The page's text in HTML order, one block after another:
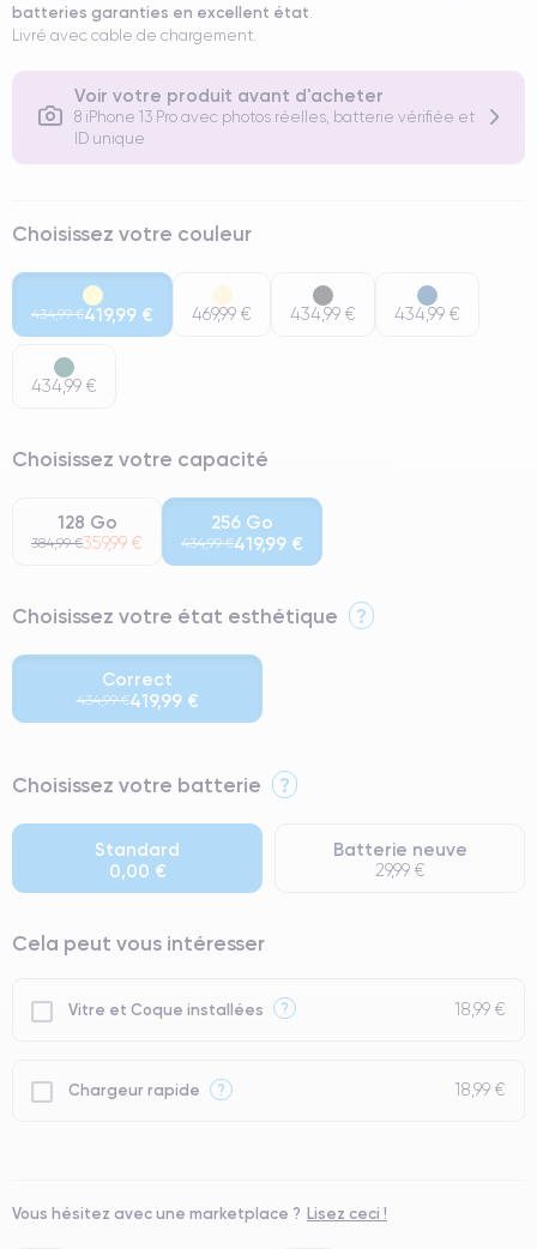
batteries garanties en excellent état
Livré avec cable de chargement.
Voir votre produit avant d'acheter
8 iPhone 13 Pro avec photos réelles, batterie vérifiée et
ID unique
Choisissez votre couleur
434,99 €419,99 € 469,99 € 434,99 € 434,99 €
434,99 €
Choisissez votre capacité
128 Go
384,99 €359,99 €
256 Go
434,99 €419,99 €
Choisissez votre état esthétique ?
Correct
434,99 €419,99 €
⭐ Premium
● Batterie : usage intensif.
● Seuls 5% de nos téléphones ont un grade Premium.
Choisissez votre batterie ?
Standard
0,00 €
Batterie neuve
29,99 €
Cela peut vous intéresser
Vitre et Coque installées ? 18,99 €
Chargeur rapide ? 18,99 €
Vous hésitez avec une marketplace ? Lisez ceci !